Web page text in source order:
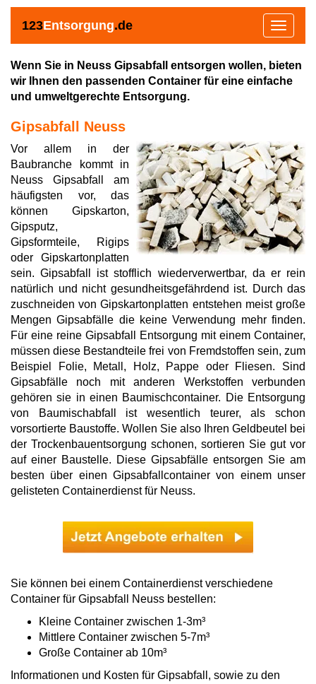
123Entsorgung.de
Toggle
Wenn Sie in Neuss Gipsabfall entsorgen wollen, bieten
wir Ihnen den passenden Container für eine einfache
und umweltgerechte Entsorgung.
Gipsabfall Neuss
Vor allem in der
Baubranche kommt in
Neuss Gipsabfall am
häufigsten vor, das
können Gipskarton,
Gipsputz,
Gipsformteile, Rigips
oder Gipskartonplatten
sein. Gipsabfall ist stofflich wiederverwertbar, da er rein
natürlich und nicht gesundheitsgefährdend ist. Durch das
zuschneiden von Gipskartonplatten entstehen meist große
Mengen Gipsabfälle die keine Verwendung mehr finden.
Für eine reine Gipsabfall Entsorgung mit einem Container,
müssen diese Bestandteile frei von Fremdstoffen sein, zum
Beispiel Folie, Metall, Holz, Pappe oder Fliesen. Sind
Gipsabfälle noch mit anderen Werkstoffen verbunden
gehören sie in einen Baumischcontainer. Die Entsorgung
von Baumischabfall ist wesentlich teurer, als schon
vorsortierte Baustoffe. Wollen Sie also Ihren Geldbeutel bei
der Trockenbauentsorgung schonen, sortieren Sie gut vor
auf einer Baustelle. Diese Gipsabfälle entsorgen Sie am
besten über einen Gipsabfallcontainer von einem unser
gelisteten Containerdienst für Neuss.
Sie können bei einem Containerdienst verschiedene
Container für Gipsabfall Neuss bestellen:
Kleine Container zwischen 1-3m³
Mittlere Container zwischen 5-7m³
Große Container ab 10m³
Informationen und Kosten für Gipsabfall, sowie zu den